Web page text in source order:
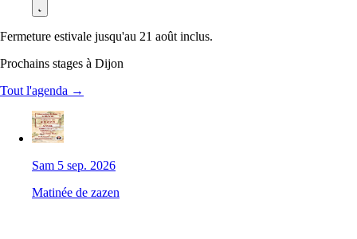
Fermeture estivale jusqu'au 21 août inclus.
Prochains stages à Dijon
Tout l'agenda →
Sam 5 sep. 2026
Matinée de zazen